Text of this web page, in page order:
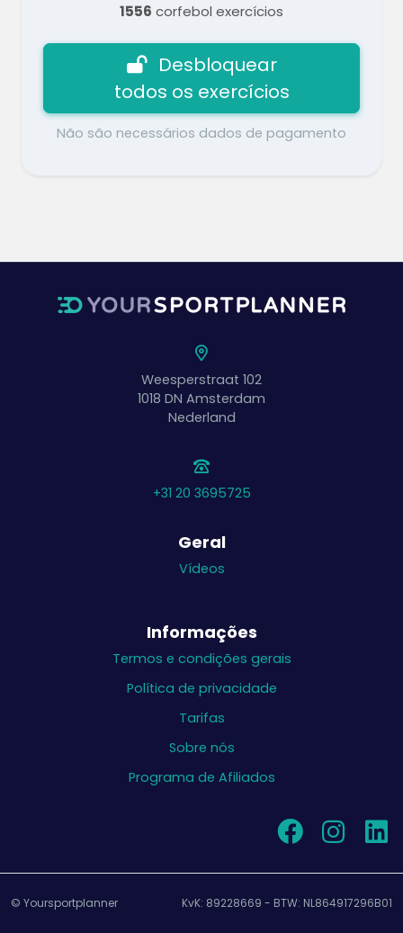
1556 corfebol exercícios
Desbloquear
todos os exercícios
Não são necessários dados de pagamento
Weesperstraat 102
1018 DN Amsterdam
Nederland
+31 20 3695725
Geral
Vídeos
Informações
Termos e condições gerais
Política de privacidade
Tarifas
Sobre nós
Programa de Afiliados
© Yoursportplanner KvK: 89228669 - BTW: NL864917296B01